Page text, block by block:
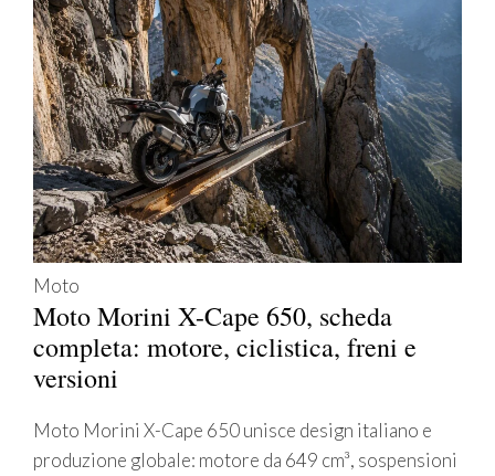
Moto
Moto Morini X-Cape 650, scheda
completa: motore, ciclistica, freni e
versioni
Moto Morini X-Cape 650 unisce design italiano e
produzione globale: motore da 649 cm³, sospensioni